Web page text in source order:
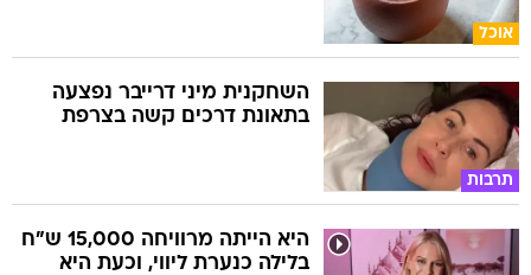
אוכל
תרבות
השחקנית מיני דרייבר נפצעה
בתאונת דרכים קשה בצרפת
היא הייתה מרוויחה 15,000 ש"ח
בלילה כנערת ליווי, וכעת היא